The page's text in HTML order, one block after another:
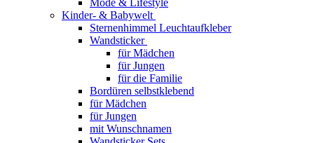
Mode & Lifestyle
Kinder- & Babywelt
Sternenhimmel Leuchtaufkleber
Wandsticker
für Mädchen
für Jungen
für die Familie
Bordüren selbstklebend
für Mädchen
für Jungen
mit Wunschnamen